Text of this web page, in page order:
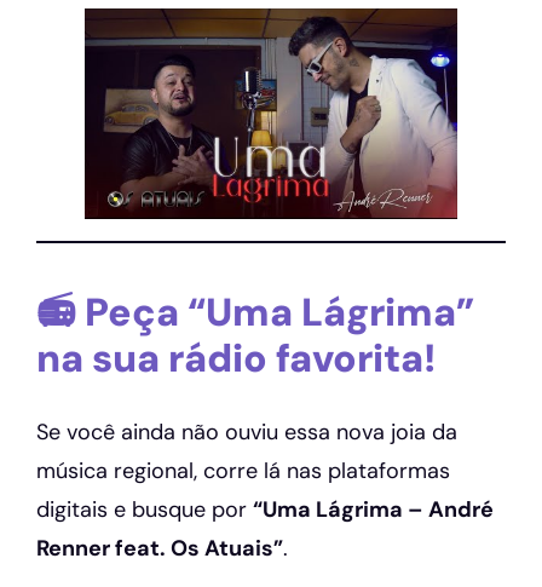
📻 Peça “Uma Lágrima”
na sua rádio favorita!
Se você ainda não ouviu essa nova joia da
música regional, corre lá nas plataformas
digitais e busque por “Uma Lágrima – André
Renner feat. Os Atuais”.